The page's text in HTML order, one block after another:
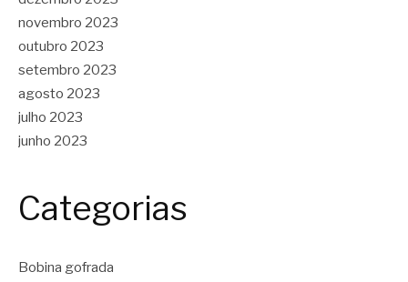
novembro 2023
outubro 2023
setembro 2023
agosto 2023
julho 2023
junho 2023
Categorias
Bobina gofrada